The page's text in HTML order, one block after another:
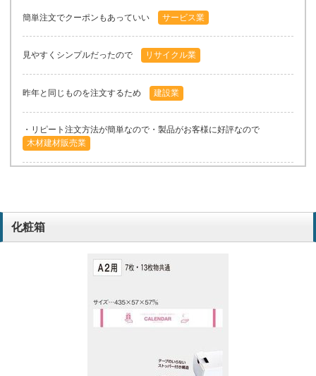
簡単注文でクーポンもあっていい サービス業
見やすくシンプルだったので リサイクル業
昨年と同じものを注文するため 建設業
・リピート注文方法が簡単なので・製品がお客様に好評なので
木材建材販売業
土木業
測量登記
前回と同じ注文が楽でいい サービス業
化粧箱